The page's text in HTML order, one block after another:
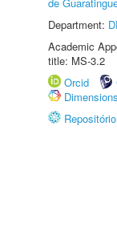
Department:
Academic
title: MS-3.2
Orcid
Dimensions